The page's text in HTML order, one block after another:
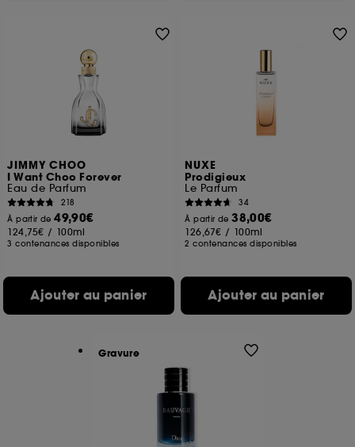
JIMMY CHOO
I Want Choo Forever
Eau de Parfum
218
À partir de49,90€
124,75€ / 100ml
3 contenances disponibles
Ajouter au panier
NUXE
Prodigieux
Le Parfum
34
À partir de38,00€
126,67€ / 100ml
2 contenances disponibles
Ajouter au panier
Gravure